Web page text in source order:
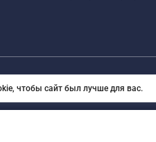
Все права защищены
чтобы сайт был лучше для вас.